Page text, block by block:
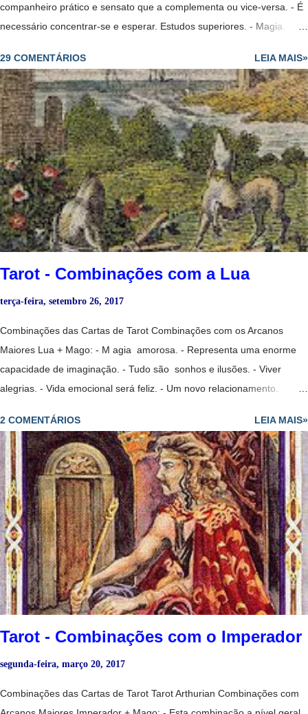
companheiro prático e sensato que a complementa ou vice-versa. - É
necessário concentrar-se e esperar. Estudos superiores. - Magia.
problemas que pareciam estagnados agora está começando a ser
solucionados, embora lentamente. Mago + Sacerdotisa Invertida: -
Encontrará trabalho mas alguém invejoso lhe colocará obstáculos. -
Uma mulher sábia se vê tentada por um homem que não a merece e
não a respeita. Mago Invertido + Sacerdotisa: - Homem mentiroso,
que não consegue enganar sua companheira. Mago Invertido
+ Sacerdotisa Invertida: - Casal mal ajustado. Mago + Sacerdotisa +
Justiça: - Exames ou testes, estudos que se acabam. O Mago é o
trabalho, a Sacerdotisa os estudos e a Justiça fala sobre provas,...
29 COMENTÁRIOS LEIA MAIS»
Tarot - Combinações com a Lua
terça-feira, setembro 26, 2017
Combinações das Cartas de Tarot Combinações com os Arcanos
Maiores Lua + Mago: - M agia amorosa. - Representa uma enorme
capacidade de imaginação. - Tudo são sonhos e ilusões. - Viver
alegrias. - Vida emocional será feliz. - Um novo relacionamento.
que nos ajuda a superar uma grande tristeza. Lua Invertida + Mago
Invertido: - Pessoa pouco confiável. Lua + Mago + Sacerdotisa: - M
agia amorosa. - Uma musa. Lua + Mago + Sol: - Altos e baixos. -
Inquietações. Lua + Sacerdotisa: - P erseguir o secreto e o oculto.
Sharman-Caselli Tarot - Clarividência. - Sentir uma grande solidão. -
Tristeza, falta de comunicação. - Introversão. - Uma pessoa
extremamente sensível, mas não manipula muito bem as suas
capacidades. - Amor platônico irrealizável. - Período de extrema
cautela, nada é o que parece. - Magia amorosa. - Ma terni...
2 COMENTÁRIOS LEIA MAIS»
Tarot - Combinações com o Imperador
segunda-feira, março 20, 2017
Combinações das Cartas de Tarot Tarot Arthurian Combinações com